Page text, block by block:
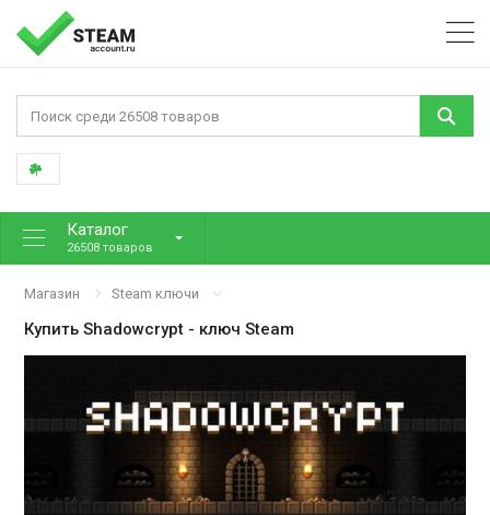
Каталог
26508 товаров
Магазин Steam ключи
КупитьShadowcrypt - ключ Steam